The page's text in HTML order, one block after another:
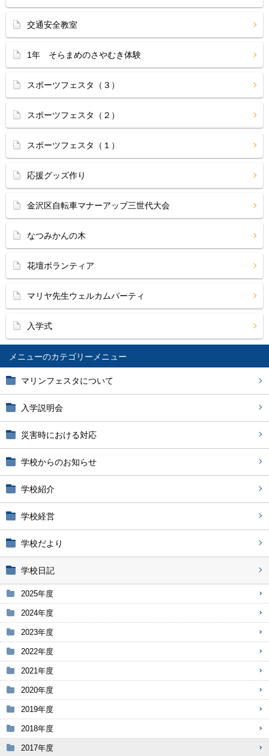
メニュー
マリンフェスタについて
入学説明会
災害時における対応
学校からのお知らせ
学校紹介
学校経営
学校だより
学校日記
2025年度
2024年度
2023年度
2022年度
2021年度
2020年度
2019年度
2018年度
2017年度
交通安全教室
1年 そらまめのさやむき体験
スポーツフェスタ（３）
スポーツフェスタ（２）
スポーツフェスタ（１）
応援グッズ作り
金沢区自転車マナーアップ三世代大会
なつみかんの木
花壇ボランティア
マリヤ先生ウェルカムパーティ
入学式